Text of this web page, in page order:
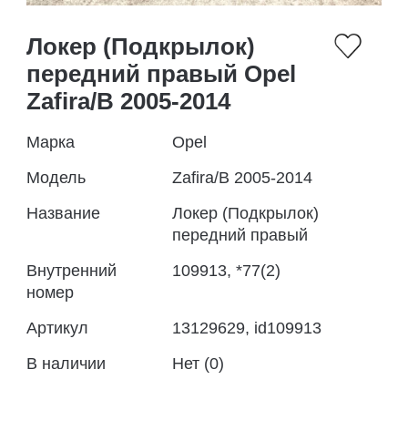
Локер (Подкрылок)
передний правый Opel
Zafira/B 2005-2014
Марка
Opel
Модель
Zafira/B 2005-2014
Название
Локер (Подкрылок)
передний правый
Внутренний
номер
109913, *77(2)
Артикул
13129629, id109913
В наличии
Нет (0)